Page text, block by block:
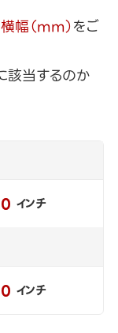
横幅（mm）をご
該当するのか
0 インチ
0 インチ